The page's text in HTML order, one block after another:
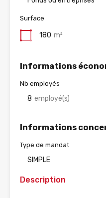
Surface
180 m²
Informations
Nb employés
8 employé(s)
Informations
Type de mandat
SIMPLE
Description